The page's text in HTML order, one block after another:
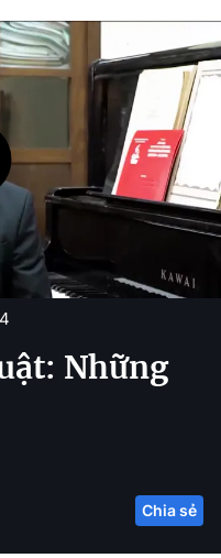
Những
Chia sẻ